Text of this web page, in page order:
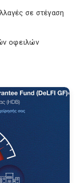
σε στέγαση
οφειλών